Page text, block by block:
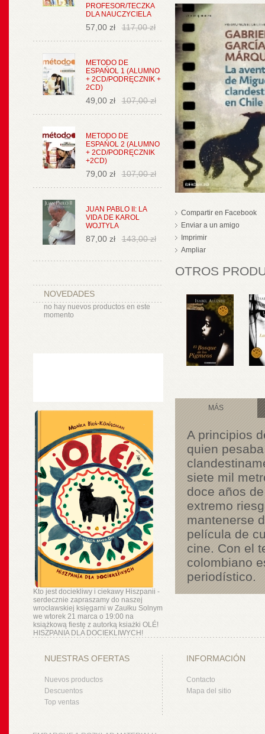
PROFESOR/TECZKA
DLA NAUCZYCIELA
57,00 zł 117,00 zł
METODO DE
ESPAŃOL 1 (ALUMNO
+ 2CD/PODRĘCZNIK +
2CD)
49,00 zł 107,00 zł
METODO DE
ESPAŃOL 2 (ALUMNO
+ 2CD/PODRĘCZNIK
+2CD)
79,00 zł 107,00 zł
JUAN PABLO II: LA
VIDA DE KAROL
WOJTYLA
87,00 zł 143,00 zł
NOVEDADES
no hay nuevos productos en este
momento
Kto jest dociekliwy i ciekawy Hiszpanii -
serdecznie zapraszamy do naszej
wrocławskiej księgarni w Zaułku Solnym
we wtorek 21 marca o 19:00 na
książkową fiestę z autorką ksiażki OLÉ!
HISZPANIA DLA DOCIEKLIWYCH!
Compartir en Facebook
Enviar a un amigo
Imprimir
Ampliar
OTROS
MÁS
A principios
quien
siete mil
doce años
extremo
mantenerse
película de
cine. Con el
colombiano
periodístico.
NUESTRAS OFERTAS
Nuevos productos
Descuentos
Top ventas
INFORMACIÓN
Contacto
Mapa del sitio